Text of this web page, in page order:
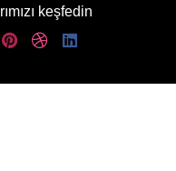
keşfedin